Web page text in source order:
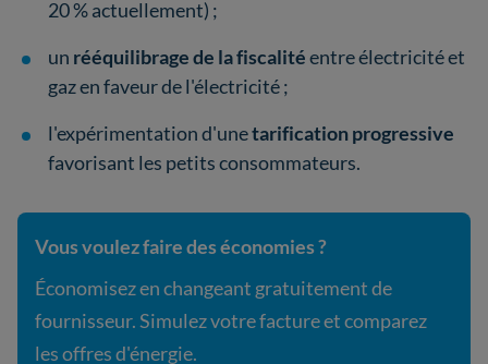
20 % actuellement) ;
un rééquilibrage de la fiscalitéentre électricité et
gaz en faveur de l'électricité ;
l'expérimentation d'unetarification progressive
favorisant les petits consommateurs.
Vous voulez faire des économies ?
Économisez en changeant gratuitement de
fournisseur. Simulez votre facture et comparez
les offres d'énergie.